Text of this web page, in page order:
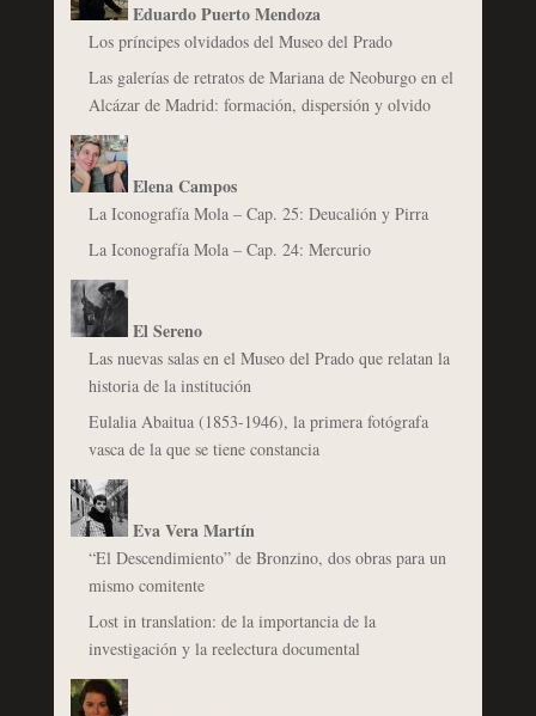
Eduardo Puerto Mendoza
Los príncipes olvidados del Museo del Prado
Las galerías de retratos de Mariana de Neoburgo en el
Alcázar de Madrid: formación, dispersión y olvido
Elena Campos
La Iconografía Mola – Cap. 25: Deucalión y Pirra
La Iconografía Mola – Cap. 24: Mercurio
El Sereno
Las nuevas salas en el Museo del Prado que relatan la
historia de la institución
Eulalia Abaitua (1853-1946), la primera fotógrafa
vasca de la que se tiene constancia
Eva Vera Martín
“El Descendimiento” de Bronzino, dos obras para un
mismo comitente
Lost in translation: de la importancia de la
investigación y la reelectura documental